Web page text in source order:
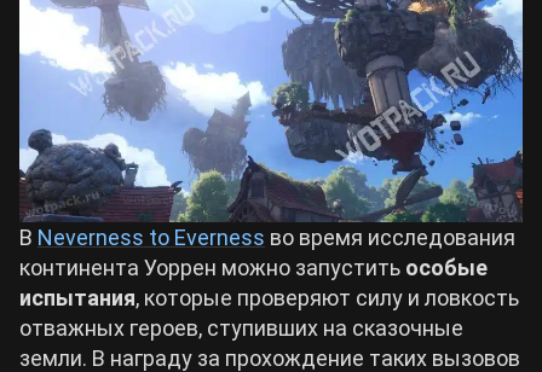
Crimson Desert
Zenless Zone Zero
Kingdom Come: Deliverance 2
Path of Exile 2
Wuthering Waves
Билды Arknights: Endfield
Билды Wuthering Waves
Билды Cyberpunk 2077
Билды Path of Exile 2
В Neverness to Everness во время исследования
континента Уоррен можно запустить особые
испытания, которые проверяют силу и ловкость
отважных героев, ступивших на сказочные
земли. В награду за прохождение таких вызовов